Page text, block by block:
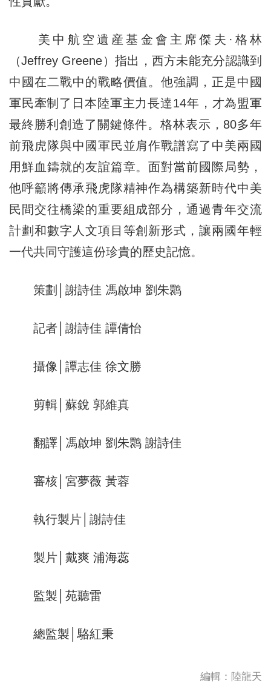
美中航空遺産基金會主席傑夫·格林
（Jeffrey Greene）指出，西方未能充分認識到
中國在二戰中的戰略價值。他強調，正是中國
軍民牽制了日本陸軍主力長達14年，才為盟軍
最終勝利創造了關鍵條件。格林表示，80多年
前飛虎隊與中國軍民並肩作戰譜寫了中美兩國
用鮮血鑄就的友誼篇章。面對當前國際局勢，
他呼籲將傳承飛虎隊精神作為構築新時代中美
民間交往橋梁的重要組成部分，通過青年交流
計劃和數字人文項目等創新形式，讓兩國年輕
一代共同守護這份珍貴的歷史記憶。
策劃│謝詩佳 馮啟坤 劉朱鹮
記者│謝詩佳 譚倩怡
攝像│譚志佳 徐文勝
剪輯│蘇銳 郭維真
翻譯│馮啟坤 劉朱鹮 謝詩佳
審核│宮夢薇 黃蓉
執行製片│謝詩佳
製片│戴爽 浦海蕊
監製│苑聽雷
總監製│駱紅秉
編輯：陸龍天